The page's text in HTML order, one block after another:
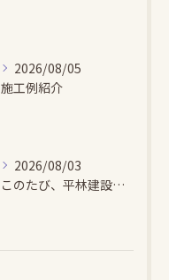
2026/08/05
施工例紹介
2026/08/03
このたび、平林建設では、お子さまが木とふれあい・木について学...